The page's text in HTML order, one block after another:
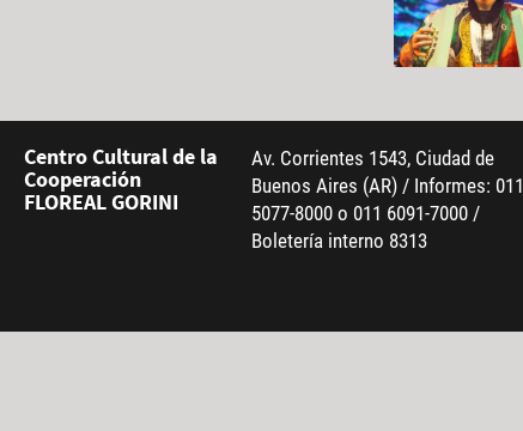
Centro Cultural de la
Cooperación
FLOREAL GORINI
Av. Corrientes 1543, Ciudad de
Buenos Aires (AR) / Informes: 011
5077-8000 o 011 6091-7000 /
Boletería interno 8313